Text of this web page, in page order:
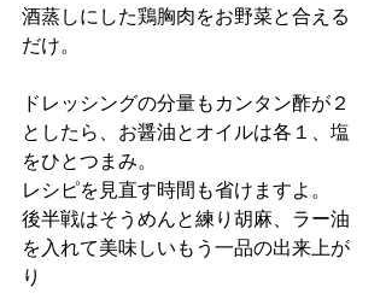
酒蒸しにした鶏胸肉をお野菜と合える
だけ。
ドレッシングの分量もカンタン酢が２
としたら、お醤油とオイルは各１、塩
をひとつまみ。
レシピを見直す時間も省けますよ。
後半戦はそうめんと練り胡麻、ラー油
を入れて美味しいもう一品の出来上が
り